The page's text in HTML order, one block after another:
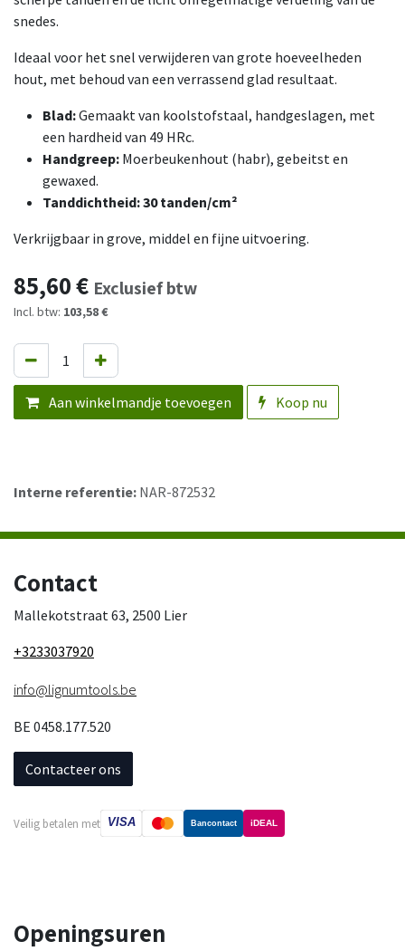
snedes.
Ideaal voor het snel verwijderen van grote hoeveelheden
hout, met behoud van een verrassend glad resultaat.
Blad:Gemaakt van koolstofstaal, handgeslagen, met
een hardheid van 49 HRc.
Handgreep: Moerbeukenhout (habr), gebeitst en
gewaxed.
Tanddichtheid: 30 tanden/cm²
Verkrijgbaar in grove, middel en fijne uitvoering.
85,60€ Exclusief btw
Incl. btw: 103,58 €
Aan winkelmandje toevoegen Koop nu
Interne referentie: NAR-872532
Contact
Mallekotstraat 63, 2500 Lier
+3233037920
info@lignumtools.be
BE 0458.177.520
Contacteer ons
Veilig betalen met VISA Bancontact iDEAL
Openingsuren